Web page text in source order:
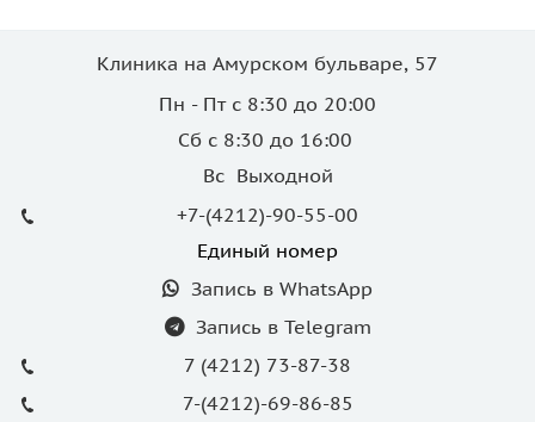
Клиника на Амурском бульваре, 57
Пн - Пт с 8:30 до 20:00
Сб с 8:30 до 16:00
Вс Выходной
+7-(4212)-90-55-00
Единый номер
Запись в WhatsApp
Запись в Telegram
7 (4212) 73-87-38
7-(4212)-69-86-85